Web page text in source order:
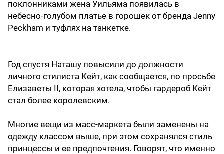
поклонниками жена Уильяма появилась в
небесно-голубом платье в горошек от бренда Jenny
Peckham и туфлях на танкетке.
Год спустя Наташу повысили до должности
личного стилиста Кейт, как сообщается, по просьбе
Елизаветы II, которая хотела, чтобы гардероб Кейт
стал более королевским.
Многие вещи из масс-маркета были заменены на
одежду классом выше, при этом сохранялся стиль
принцессы и ее предпочтения. Говорят, что именно